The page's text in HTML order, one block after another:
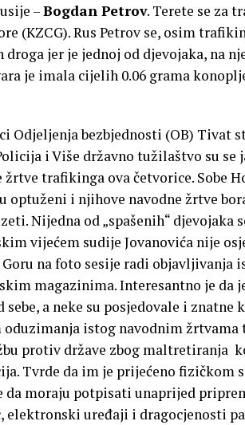
–Bogdan Petrov. Terete se za
(KZCG). Rus Petrov se, osim
jer je jednoj od djevojaka, na
je imala cijelih 0.06 grama
Odjeljenja bezbjednosti (OB) Tivat
i Više državno tužilaštvo su se
trafikinga ova četvorice. Sobe
optuženi i njihove navodne žrtve
Nijedna od „spašenih“ djevojaka
vijećem sudije Jovanovića nije
na foto sesije radi objavljivanja
magazinima. Interesantno je da
a neke su posjedovale i znatne
istog navodnim žrtvama
protiv države zbog maltretiranja
Tvrde da im je prijećeno fizičkom
da moraju potpisati unaprijed
elektronski uređaji i dragocjenosti